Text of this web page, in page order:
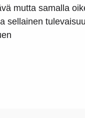
mutta samalla
sellainen